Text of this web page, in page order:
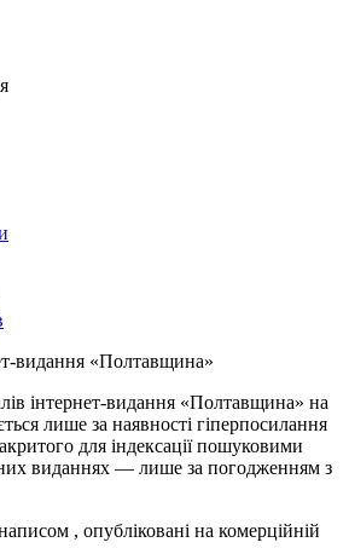
видання «Полтавщина»
інтернет-видання «Полтавщина» на
лише за наявності гіперпосилання
для індексації пошуковими
виданнях — лише за погодженням з
, опубліковані на комерційній